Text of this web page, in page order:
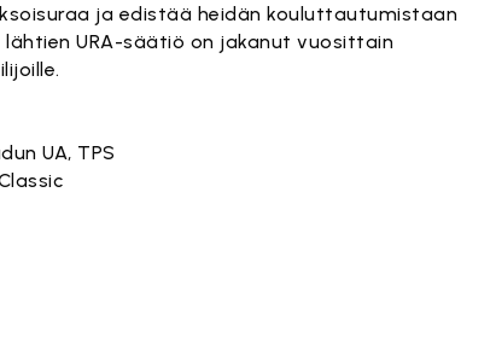
ja edistää heidän kouluttautumistaan
URA-säätiö on jakanut vuosittain
UA, TPS